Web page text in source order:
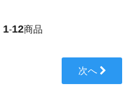
1-12商品
次へ